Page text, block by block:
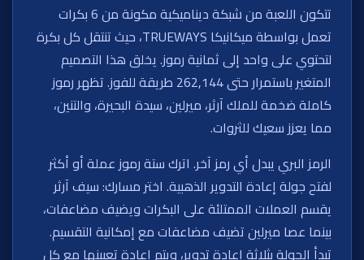
تتكون اللعبة من شبكة ديناميكية مكونة من 6 بكرات
تعمل بواسطة ميكانيكا TRUEWAYS، حيث تنتقل كل بكرة
لتحتوي على واحد إلى ثمانية رموز. يخلق هذا التصميم
المتغير باستمرار حتى 262,144 طريقة للفوز. تظهر رموز
كاملة ضخمة للملك آرثر، ميرلين، سيدة البحيرة، والتنين،
مما يعزز سعيك للثروات.
الرمز البري يبدل أي رمز آخر. اترك ستة رموز عملة أو أكثر
لفتح جولة إعادة التدوير الذهبية. اختر مسارك: سيف آرثر
يقسم العملات الممتلئة على البكرات ويضيف مضاعفات،
بينما عصا ميرلين تضيف مضاعفات مع إمكانية التقسيم.
تبدأ الجولة بثلاثة إعادة تدوير، ويتم إعادة تعيينها مع كل